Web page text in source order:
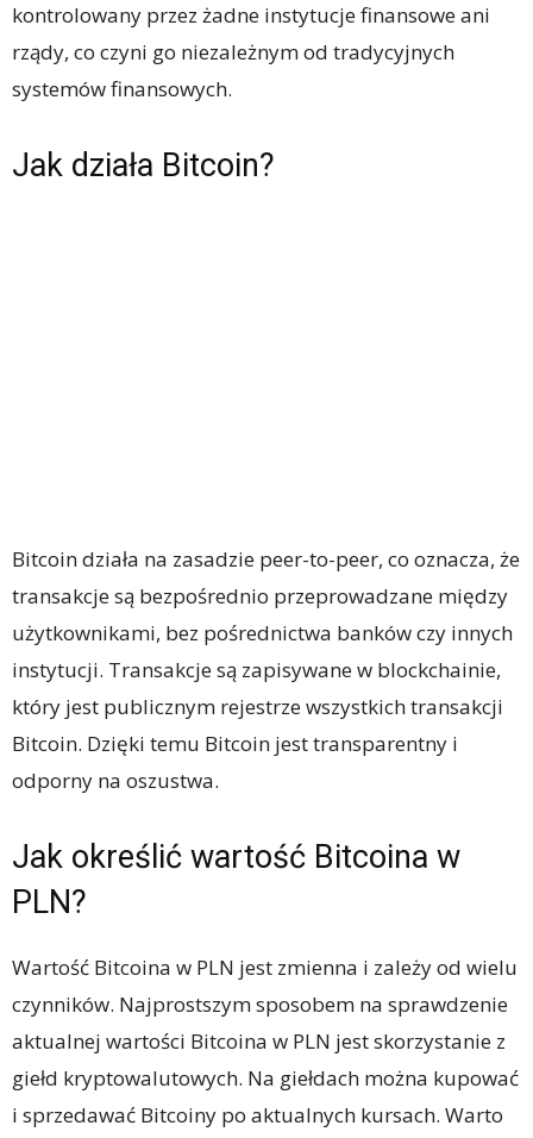
kontrolowany przez żadne instytucje finansowe ani
rządy, co czyni go niezależnym od tradycyjnych
systemów finansowych.
Jak działa Bitcoin?
Bitcoin działa na zasadzie peer-to-peer, co oznacza, że
transakcje są bezpośrednio przeprowadzane między
użytkownikami, bez pośrednictwa banków czy innych
instytucji. Transakcje są zapisywane w blockchainie,
który jest publicznym rejestrze wszystkich transakcji
Bitcoin. Dzięki temu Bitcoin jest transparentny i
odporny na oszustwa.
Jak określić wartość Bitcoina w
PLN?
Wartość Bitcoina w PLN jest zmienna i zależy od wielu
czynników. Najprostszym sposobem na sprawdzenie
aktualnej wartości Bitcoina w PLN jest skorzystanie z
giełd kryptowalutowych. Na giełdach można kupować
i sprzedawać Bitcoiny po aktualnych kursach. Warto